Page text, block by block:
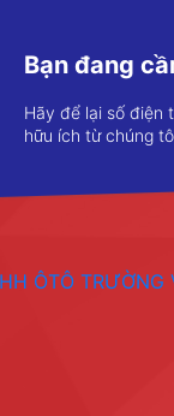
Bạn đang
Hãy để lại số điện
hữu ích từ chúng